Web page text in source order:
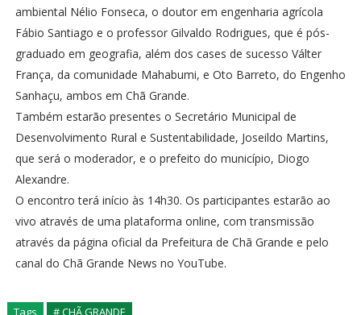
ambiental Nélio Fonseca, o doutor em engenharia agrícola
Fábio Santiago e o professor Gilvaldo Rodrigues, que é pós-
graduado em geografia, além dos cases de sucesso Válter
França, da comunidade Mahabumi, e Oto Barreto, do Engenho
Sanhaçu, ambos em Chã Grande.
Também estarão presentes o Secretário Municipal de
Desenvolvimento Rural e Sustentabilidade, Joseildo Martins,
que será o moderador, e o prefeito do município, Diogo
Alexandre.
O encontro terá início às 14h30. Os participantes estarão ao
vivo através de uma plataforma online, com transmissão
através da página oficial da Prefeitura de Chã Grande e pelo
canal do Chã Grande News no YouTube.
Tags # CHÃ GRANDE